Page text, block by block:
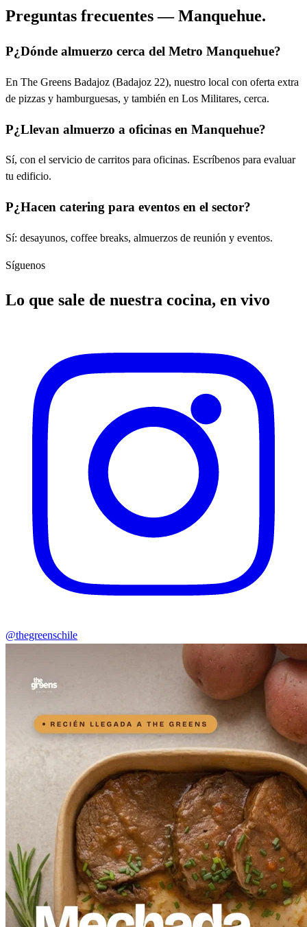
Preguntas frecuentes — Manquehue.
P¿Dónde almuerzo cerca del Metro Manquehue?
En The Greens Badajoz (Badajoz 22), nuestro local con oferta extra
de pizzas y hamburguesas, y también en Los Militares, cerca.
P¿Llevan almuerzo a oficinas en Manquehue?
Sí, con el servicio de carritos para oficinas. Escríbenos para evaluar
tu edificio.
P¿Hacen catering para eventos en el sector?
Sí: desayunos, coffee breaks, almuerzos de reunión y eventos.
Síguenos
Lo que sale de nuestra cocina, en vivo
@thegreenschile